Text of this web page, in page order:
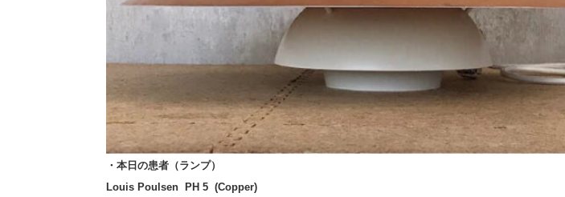
・本日の患者（ランプ）
Louis Poulsen PH 5 (Copper)